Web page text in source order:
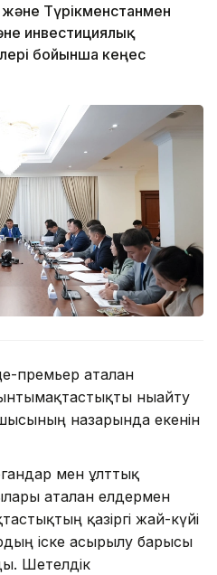
Түрікменстанмен
инвестициялық
бойынша кеңес
премьер аталған
нығайту
назарында екенін
мен ұлттық
аталған елдермен
қазіргі жай-күйі
іске асырылу барысы
Шетелдік